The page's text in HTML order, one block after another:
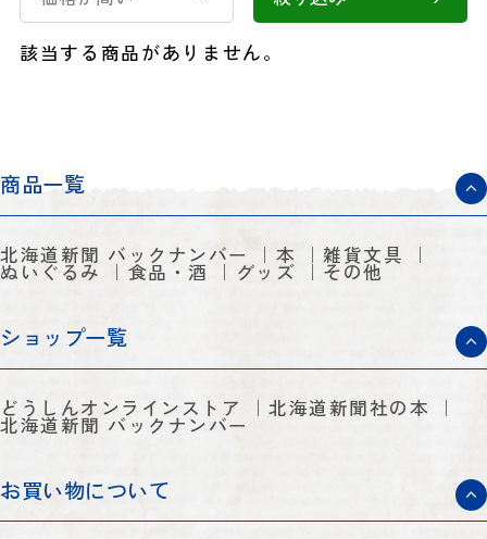
該当する商品がありません。
商品一覧
北海道新聞 バックナンバー 本 雑貨文具
ぬいぐるみ 食品・酒 グッズ その他
ショップ一覧
どうしんオンラインストア 北海道新聞社の本
北海道新聞 バックナンバー
お買い物について